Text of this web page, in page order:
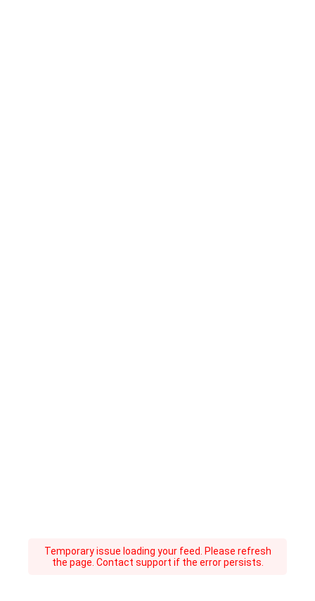
Temporary issue loading your feed. Please refresh
the page. Contact support if the error persists.